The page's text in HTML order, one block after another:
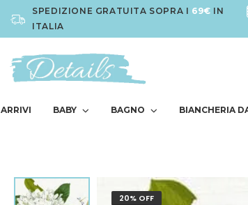
SPEDIZIONE GRATUITA SOPRA I 69€ IN
ITALIA
BABY BAGNO BIANCHERIA
20% OFF